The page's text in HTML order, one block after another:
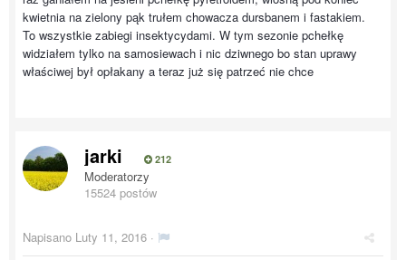
kwietnia na zielony pąk trułem chowacza dursbanem i fastakiem.
To wszystkie zabiegi insektycydami. W tym sezonie pchełkę
widziałem tylko na samosiewach i nic dziwnego bo stan uprawy
właściwej był opłakany a teraz już się patrzeć nie chce
jarki 212
Moderatorzy
15524 postów
Napisano Luty 11, 2016 ·